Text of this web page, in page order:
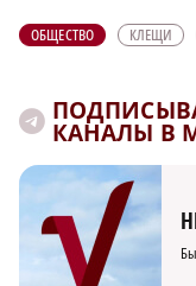
ОБЩЕСТВО КЛЕЩИ
КАНАЛЫ В